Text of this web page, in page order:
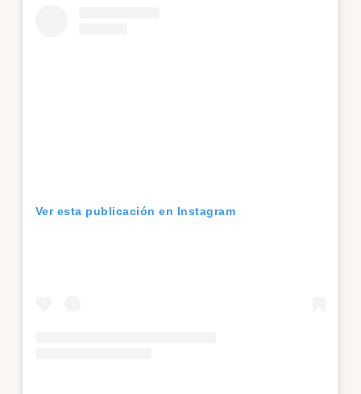
Ver esta publicación en Instagram